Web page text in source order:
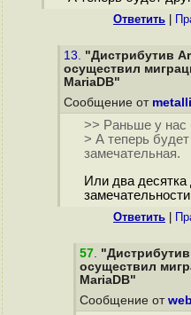
Ответить
13. "Дистрибутив
осуществил
MariaDB"
Сообщение от
>> Раньше у
> А теперь
замечательная.
Или два десятка
замечательности
Ответить
57.
осуществил
MariaDB"
Сообщение от web